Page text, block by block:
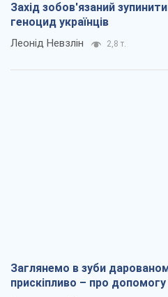
Захід зобов'язаний
геноцид українців
Леонід Невзлін 2,8 т.
Заглянемо в зуби
прискіпливо – про допомогу